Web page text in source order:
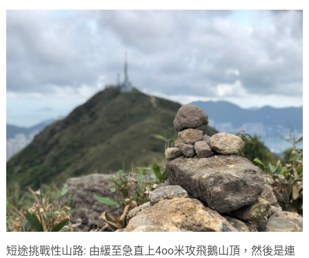
短途挑戰性山路: 由緩至急直上4oo米攻飛鵝山頂，然後是連